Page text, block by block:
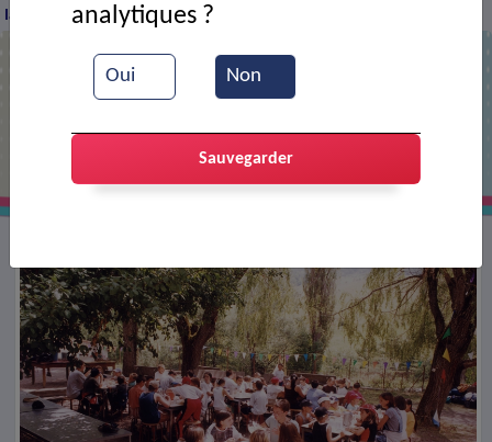
la colonie de Boulc
Oui Non
analytiques ?
Sauvegarder